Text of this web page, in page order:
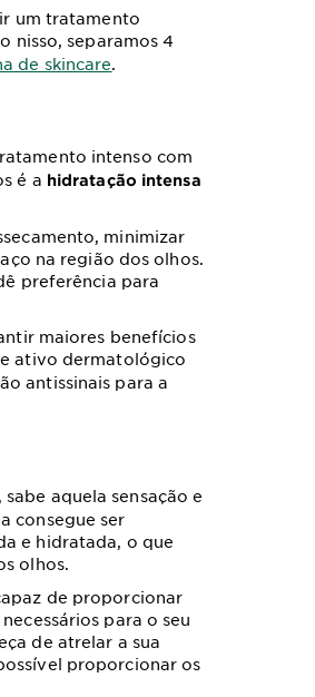
um tratamento
nisso, separamos 4
de skincare.
intenso com
é a hidratação intensa
minimizar
na região dos olhos.
preferência para
maiores benefícios
ativo dermatológico
antissinais para a
sabe aquela sensação e
consegue ser
e hidratada, o que
olhos.
de proporcionar
para o seu
de atrelar a sua
proporcionar os